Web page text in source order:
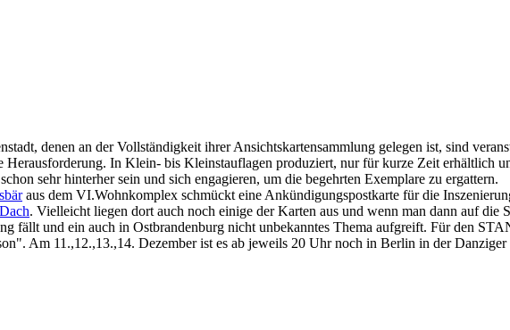
denen an der Vollständigkeit ihrer Ansichtskartensammlung gelegen ist, sind
Herausforderung. In Klein- bis Kleinstauflagen produziert, nur für kurze Zeit erhältlich
sehr hinterher sein und sich engagieren, um die begehrten Exemplare zu ergattern.
aus dem VI.Wohnkomplex schmückt eine Ankündigungspostkarte für die
. Vielleicht liegen dort auch noch einige der Karten aus und wenn man dann auf die
fällt und ein auch in Ostbrandenburg nicht unbekanntes Thema aufgreift. Für den
Am 11.,12.,13.,14. Dezember ist es ab jeweils 20 Uhr noch in Berlin in der Danziger